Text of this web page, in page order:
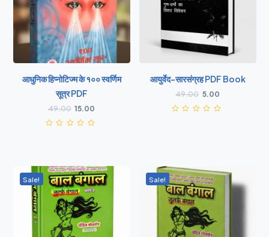
आधुनिक हिप्नोटिज्म के १०० स्वर्णिम
सूत्र PDF
49.00 15.00
आयुर्वेद–सारसंग्रह PDF Book
49.00 5.00
Sale! Sale!